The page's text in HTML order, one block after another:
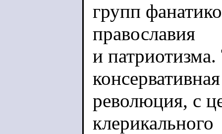
групп
православия
и патриотизма.
консервативная
революция, с
клерикального